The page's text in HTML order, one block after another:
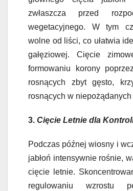
zwłaszcza przed
wegetacyjnego. W tym
wolne od liści, co ułatwia
gałęziowej. Cięcie
formowaniu korony
rosnących zbyt gęsto,
rosnących w
3. Cięcie Letnie dla
Podczas późnej wiosny i
jabłoń intensywnie rośnie,
cięcie letnie.
regulowaniu wzrostu